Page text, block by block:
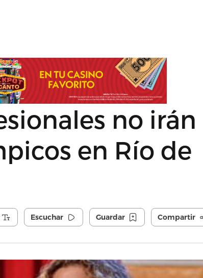
no irán
en Río de
Escuchar Guardar Compartir